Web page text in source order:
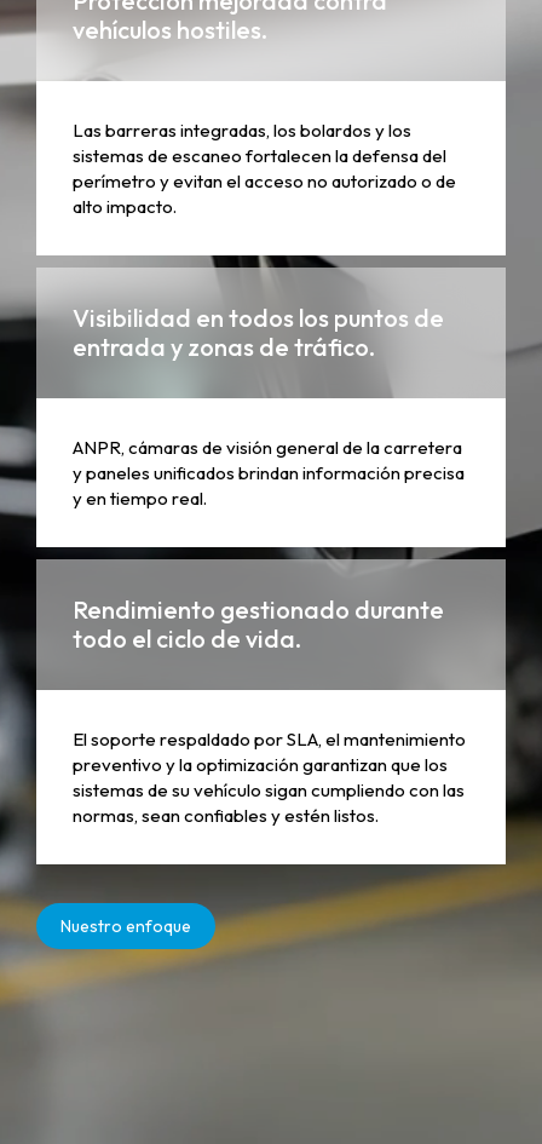
vehículos hostiles.
Las barreras integradas, los bolardos y los
sistemas de escaneo fortalecen la defensa del
perímetro y evitan el acceso no autorizado o de
alto impacto.
Visibilidad en todos los puntos de
entrada y zonas de tráfico.
ANPR, cámaras de visión general de la carretera
y paneles unificados brindan información precisa
y en tiempo real.
Rendimiento gestionado durante
todo el ciclo de vida.
El soporte respaldado por SLA, el mantenimiento
preventivo y la optimización garantizan que los
sistemas de su vehículo sigan cumpliendo con las
normas, sean confiables y estén listos.
Nuestro enfoque